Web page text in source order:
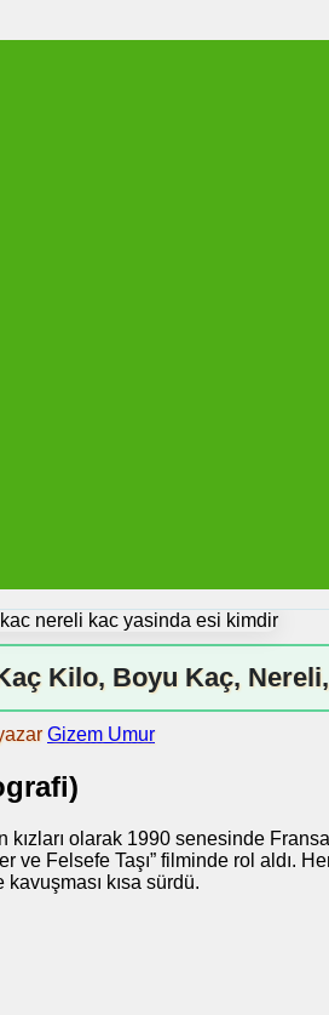
Kilo, Boyu Kaç,
Gizem Umur
olarak 1990 senesinde
ve Felsefe Taşı” filminde rol aldı.
kısa sürdü.